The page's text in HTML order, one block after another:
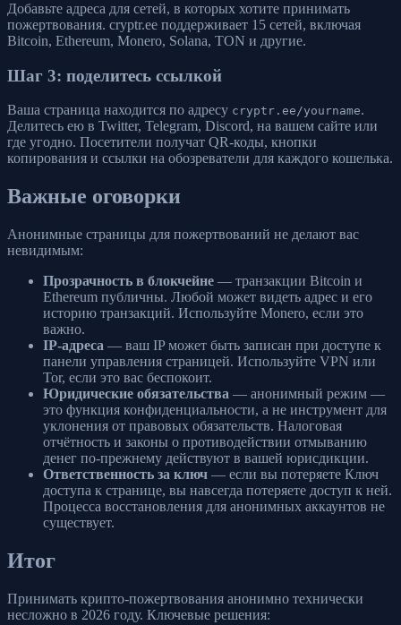
Добавьте адреса для сетей, в которых хотите принимать
пожертвования. cryptr.ee поддерживает 15 сетей, включая
Bitcoin, Ethereum, Monero, Solana, TON и другие.
Шаг 3: поделитесь ссылкой
Ваша страница находится по адресу cryptr.ee/yourname.
Делитесь ею в Twitter, Telegram, Discord, на вашем сайте или
где угодно. Посетители получат QR-коды, кнопки
копирования и ссылки на обозреватели для каждого кошелька.
Важные оговорки
Анонимные страницы для пожертвований не делают вас
невидимым:
Прозрачность в блокчейне — транзакции Bitcoin и
Ethereum публичны. Любой может видеть адрес и его
историю транзакций. Используйте Monero, если это
важно.
IP-адреса — ваш IP может быть записан при доступе к
панели управления страницей. Используйте VPN или
Tor, если это вас беспокоит.
Юридические обязательства — анонимный режим —
это функция конфиденциальности, а не инструмент для
уклонения от правовых обязательств. Налоговая
отчётность и законы о противодействии отмыванию
денег по-прежнему действуют в вашей юрисдикции.
Ответственность за ключ — если вы потеряете Ключ
доступа к странице, вы навсегда потеряете доступ к ней.
Процесса восстановления для анонимных аккаунтов не
существует.
Итог
Принимать крипто-пожертвования анонимно технически
несложно в 2026 году. Ключевые решения: